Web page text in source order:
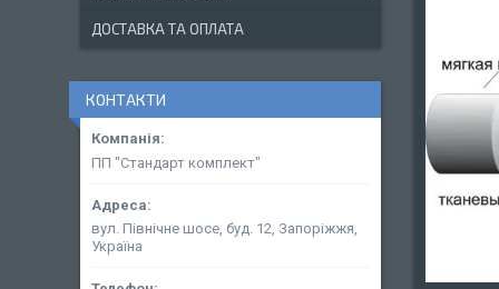
ДОСТАВКА ТА ОПЛАТА
КОНТАКТИ
ПП "Стандарт комплект"
вул. Північне шосе, буд. 12, Запоріжжя,
Україна